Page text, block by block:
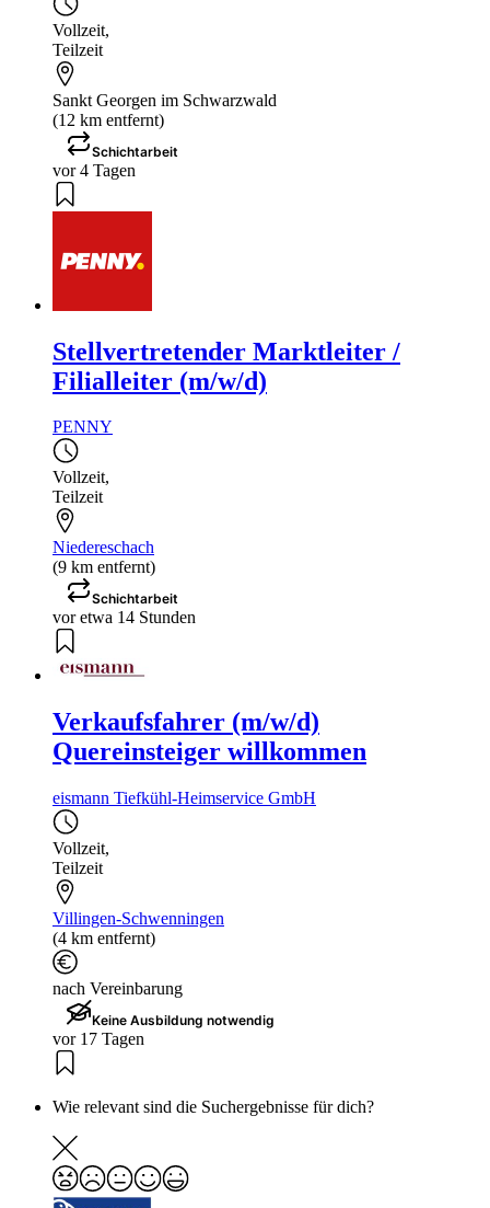
Vollzeit,
Teilzeit
Sankt Georgen im Schwarzwald
(12 km entfernt)
Schichtarbeit
vor 4 Tagen
Stellvertretender Marktleiter /
Filialleiter (m/w/d)
PENNY
Vollzeit,
Teilzeit
Niedereschach
(9 km entfernt)
Schichtarbeit
vor etwa 14 Stunden
Verkaufsfahrer (m/w/d)
Quereinsteiger willkommen
eismann Tiefkühl-Heimservice GmbH
Vollzeit,
Teilzeit
Villingen-Schwenningen
(4 km entfernt)
nach Vereinbarung
Keine Ausbildung notwendig
vor 17 Tagen
Wie relevant sind die Suchergebnisse für dich?